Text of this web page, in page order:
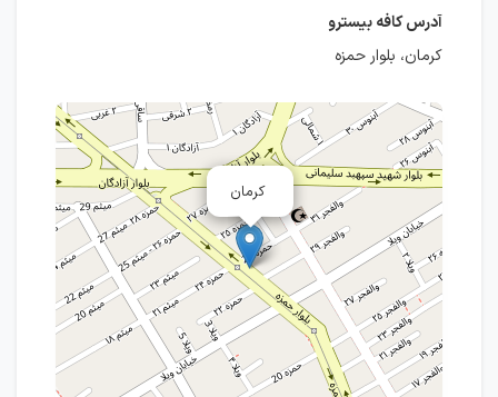
آدرس کافه بیسترو
کرمان، بلوار حمزه
کرمان